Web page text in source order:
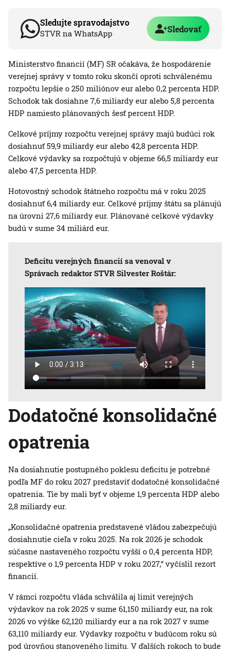
Sledujte spravodajstvo
STVR na WhatsApp Sledovať
Ministerstvo financií (MF) SR očakáva, že hospodárenie
verejnej správy v tomto roku skončí oproti schválenému
rozpočtu lepšie o 250 miliónov eur alebo 0,2 percenta HDP.
Schodok tak dosiahne 7,6 miliardy eur alebo 5,8 percenta
HDP namiesto plánovaných šesť percent HDP.
Celkové príjmy rozpočtu verejnej správy majú budúci rok
dosiahnuť 59,9 miliardy eur alebo 42,8 percenta HDP.
Celkové výdavky sa rozpočtujú v objeme 66,5 miliardy eur
alebo 47,5 percenta HDP.
Hotovostný schodok štátneho rozpočtu má v roku 2025
dosiahnuť 6,4 miliardy eur. Celkové príjmy štátu sa plánujú
na úrovni 27,6 miliardy eur. Plánované celkové výdavky
budú v sume 34 miliárd eur.
Deficitu verejných financií sa venoval v
Správach redaktor STVR Silvester Roštár:
Dodatočné konsolidačné
opatrenia
Na dosiahnutie postupného poklesu deficitu je potrebné
podľa MF do roku 2027 predstaviť dodatočné konsolidačné
opatrenia. Tie by mali byť v objeme 1,9 percenta HDP alebo
2,8 miliardy eur.
„Konsolidačné opatrenia predstavené vládou zabezpečujú
dosiahnutie cieľa v roku 2025. Na rok 2026 je schodok
súčasne nastaveného rozpočtu vyšší o 0,4 percenta HDP,
respektíve o 1,9 percenta HDP v roku 2027,“ vyčíslil rezort
financií.
V rámci rozpočtu vláda schválila aj limit verejných
výdavkov na rok 2025 v sume 61,150 miliardy eur, na rok
2026 vo výške 62,120 miliardy eur a na rok 2027 v sume
63,110 miliardy eur. Výdavky rozpočtu v budúcom roku sú
pod úrovňou stanoveného limitu. V ďalších rokoch to bude